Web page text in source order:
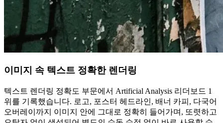
이미지 속 텍스트 정확한 렌더링
텍스트 렌더링 정확도 부문에서 Artificial Analysis 리더보드 1
위를 기록했습니다. 로고, 포스터 헤드라인, 배너 카피, 다국어
오버레이까지 이미지 안에 그대로 정확히 들어가며, 또렷하고